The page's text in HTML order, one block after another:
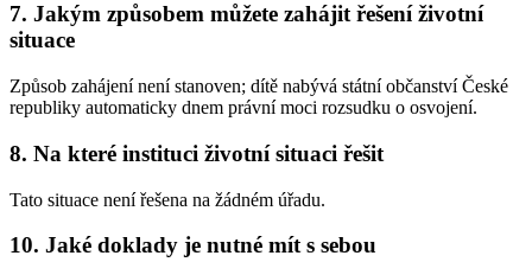
7. Jakým způsobem můžete zahájit řešení životní
situace
Způsob zahájení není stanoven; dítě nabývá státní občanství České
republiky automaticky dnem právní moci rozsudku o osvojení.
8. Na které instituci životní situaci řešit
Tato situace není řešena na žádném úřadu.
10. Jaké doklady je nutné mít s sebou